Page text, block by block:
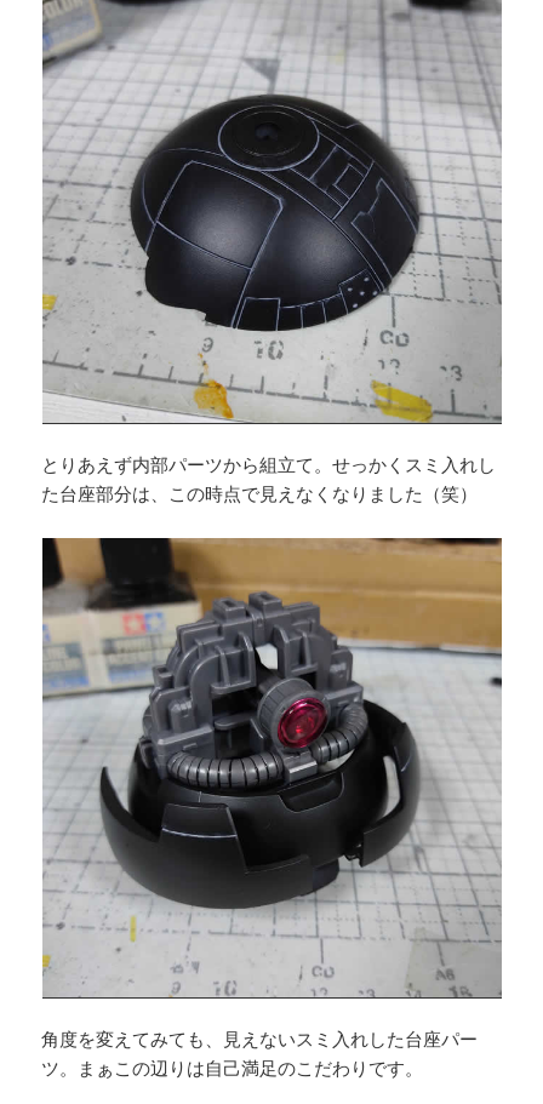
とりあえず内部パーツから組立て。せっかくスミ入れし
た台座部分は、この時点で見えなくなりました（笑）
角度を変えてみても、見えないスミ入れした台座パー
ツ。まぁこの辺りは自己満足のこだわりです。